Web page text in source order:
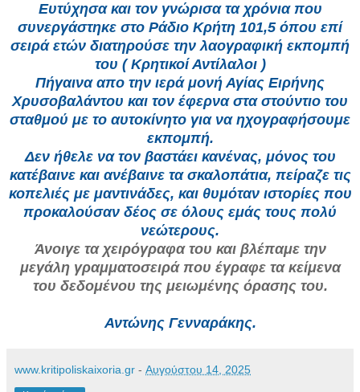
Ευτύχησα και τον γνώρισα τα χρόνια που
συνεργάστηκε στο Ράδιο Κρήτη 101,5 όπου επί
σειρά ετών διατηρούσε την λαογραφική εκπομπή
του ( Κρητικοί Αντίλαλοι )
Πήγαινα απο την ιερά μονή Αγίας Ειρήνης
Χρυσοβαλάντου και τον έφερνα στα στούντιο του
σταθμού με το αυτοκίνητο για να ηχογραφήσουμε
εκπομπή.
Δεν ήθελε να τον βαστάει κανένας, μόνος του
κατέβαινε και ανέβαινε τα σκαλοπάτια, πείραζε τις
κοπελιές με μαντινάδες, και θυμόταν ιστορίες που
προκαλούσαν δέος σε όλους εμάς τους πολύ
νεώτερους.
Άνοιγετα χειρόγραφα του και βλέπαμε την
μεγάλη γραμματοσειρά που έγραφε τα κείμενα
του δεδομένου της μειωμένης όρασης του.
Αντώνης Γενναράκης.
www.kritipoliskaixoria.gr - Αυγούστου 14, 2025